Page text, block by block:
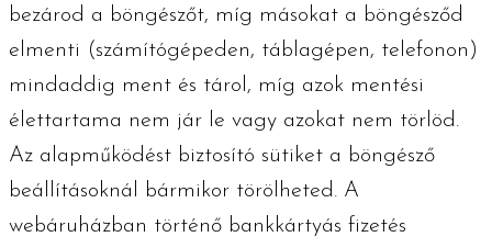
bezárod a böngészőt, míg másokat a böngésződ
elmenti (számítógépeden, táblagépen, telefonon)
mindaddig ment és tárol, míg azok mentési
élettartama nem jár le vagy azokat nem törlöd.
Az alapműködést biztosító sütiket a böngésző
beállításoknál bármikor törölheted. A
webáruházban történő bankkártyás fizetés